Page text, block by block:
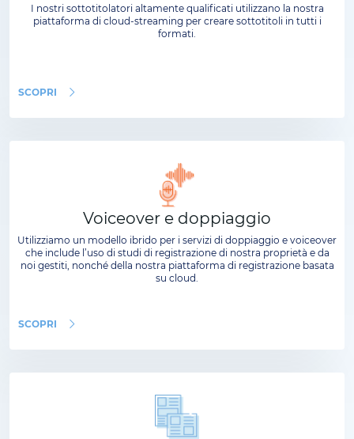
I nostri sottotitolatori altamente qualificati utilizzano la nostra
piattaforma di cloud-streaming per creare sottotitoli in tutti i
formati.
SCOPRI
Voiceover e doppiaggio
Utilizziamo un modello ibrido per i servizi di doppiaggio e voiceover
che include l’uso di studi di registrazione di nostra proprietà e da
noi gestiti, nonché della nostra piattaforma di registrazione basata
su cloud.
SCOPRI